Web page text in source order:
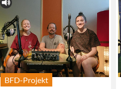
BFD-Projekt